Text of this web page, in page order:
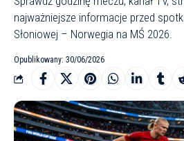
najważniejsze informacje przed
Słoniowej – Norwegia na MŚ 2026.
Opublikowany: 30/06/2026